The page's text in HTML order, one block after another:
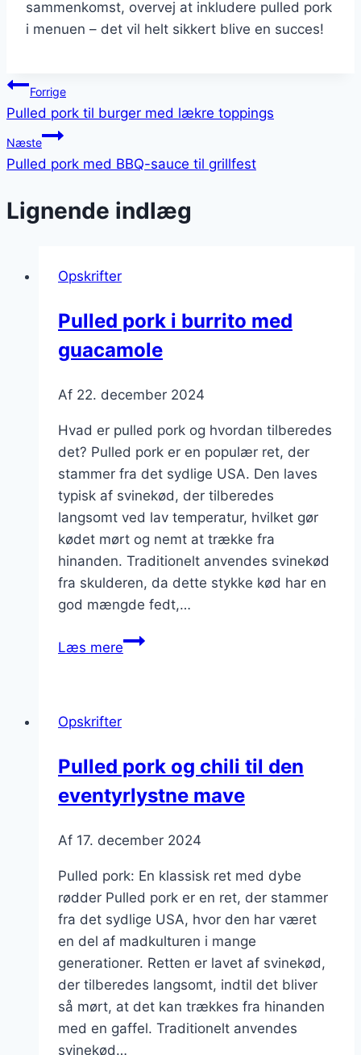
sammenkomst, overvej at inkludere pulled pork
i menuen – det vil helt sikkert blive en succes!
Indlægsnavigation
Forrige
Pulled pork til burger med lækre toppings
Næste
Pulled pork med BBQ-sauce til grillfest
Lignende indlæg
Opskrifter
Pulled pork i burrito med
guacamole
Af 22. december 2024
Hvad er pulled pork og hvordan tilberedes
det? Pulled pork er en populær ret, der
stammer fra det sydlige USA. Den laves
typisk af svinekød, der tilberedes
langsomt ved lav temperatur, hvilket gør
kødet mørt og nemt at trække fra
hinanden. Traditionelt anvendes svinekød
fra skulderen, da dette stykke kød har en
god mængde fedt,…
Læs merePulled
Opskrifter
Pulled pork og chili til den
eventyrlystne mave
Af 17. december 2024
Pulled pork: En klassisk ret med dybe
rødder Pulled pork er en ret, der stammer
fra det sydlige USA, hvor den har været
en del af madkulturen i mange
generationer. Retten er lavet af svinekød,
der tilberedes langsomt, indtil det bliver
så mørt, at det kan trækkes fra hinanden
med en gaffel. Traditionelt anvendes
svinekød…